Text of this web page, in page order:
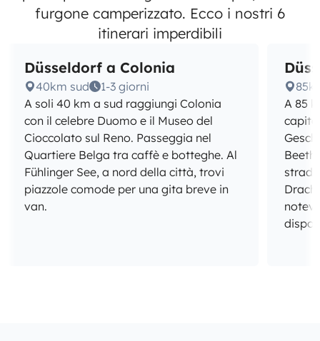
furgone camperizzato. Ecco i nostri 6
itinerari imperdibili
Düsseldorf a Colonia
40km sud
1-3 giorni
A soli 40 km a sud raggiungi Colonia
con il celebre Duomo e il Museo del
Cioccolato sul Reno. Passeggia nel
Quartiere Belga tra caffè e botteghe. Al
Fühlinger See, a nord della città, trovi
piazzole comode per una gita breve in
van.
A 85